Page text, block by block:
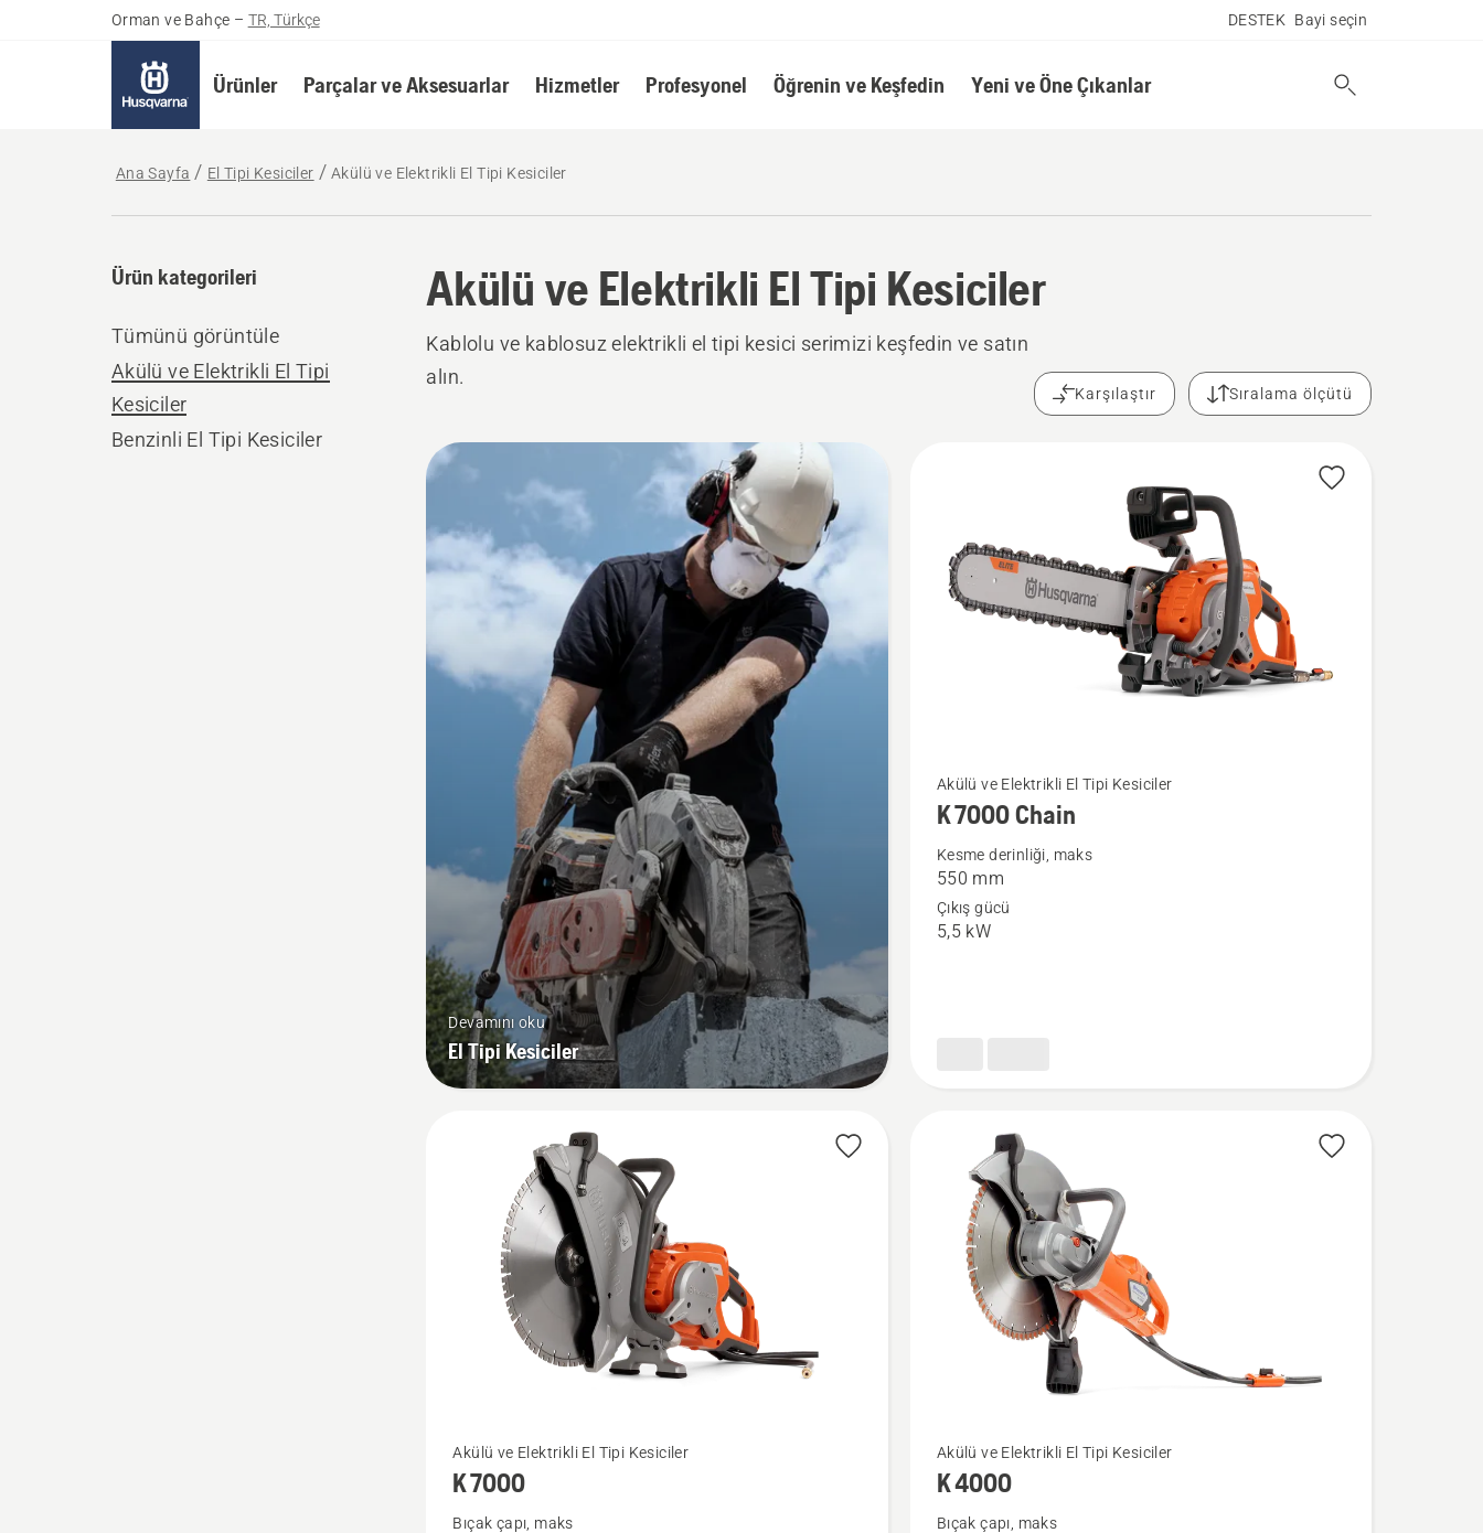
Orman ve Bahçe – TR, Türkçe DESTEK Bayi seçin
Ürünler Parçalar ve Aksesuarlar Hizmetler Profesyonel Öğrenin ve Keşfedin Yeni ve Öne Çıkanlar
Ana Sayfa El Tipi Kesiciler Akülü ve Elektrikli El Tipi Kesiciler
Akülü ve Elektrikli El Tipi Kesiciler
Ürün kategorileri
Tümünü görüntüle
Akülü ve Elektrikli El Tipi
Kesiciler
Benzinli El Tipi Kesiciler
Kablolu ve kablosuz elektrikli el tipi kesici serimizi keşfedin ve satın
alın.
Karşılaştır Sıralama ölçütü
All
Devamını oku
El Tipi Kesiciler
K 7000
Chain
hakkında
daha
fazla
ayrıntı
Akülü ve Elektrikli El Tipi Kesiciler
K 7000 Chain
Kesme derinliği, maks
550 mm
Çıkış gücü
5,5 kW
K 7000
hakkında
daha
Akülü ve Elektrikli El Tipi Kesiciler
K 7000
Bıçak çapı, maks
K 4000
hakkında
daha
Akülü ve Elektrikli El Tipi Kesiciler
K 4000
Bıçak çapı, maks